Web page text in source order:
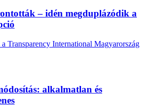
– idén megduplázódik a
Transparency International Magyarország
alkalmatlan és